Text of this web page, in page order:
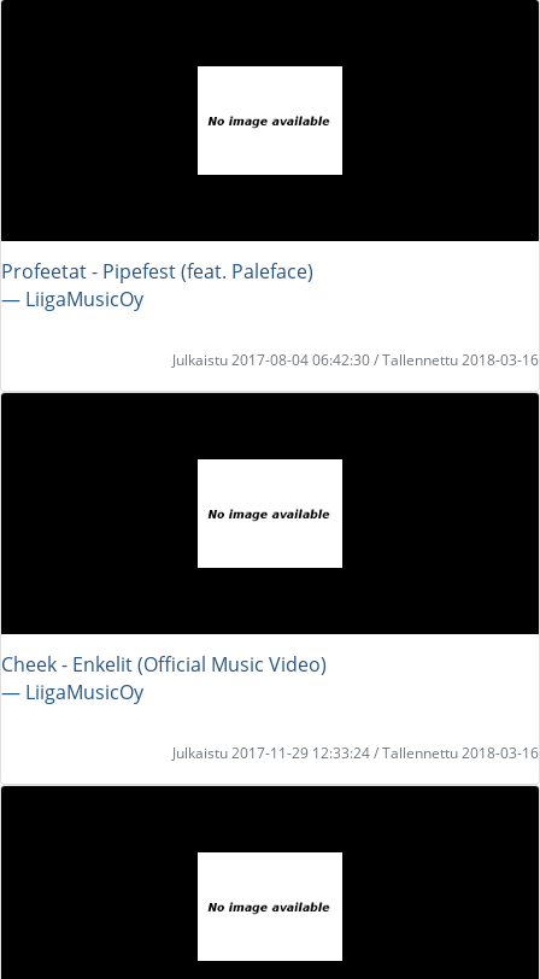
Profeetat - Pipefest (feat. Paleface)
― LiigaMusicOy
Julkaistu 2017-08-04 06:42:30 / Tallennettu 2018-03-16
Cheek - Enkelit (Official Music Video)
― LiigaMusicOy
Julkaistu 2017-11-29 12:33:24 / Tallennettu 2018-03-16